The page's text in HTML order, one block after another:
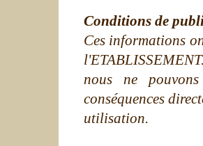
Conditions de
Ces informations
nous ne
conséquences
utilisation.